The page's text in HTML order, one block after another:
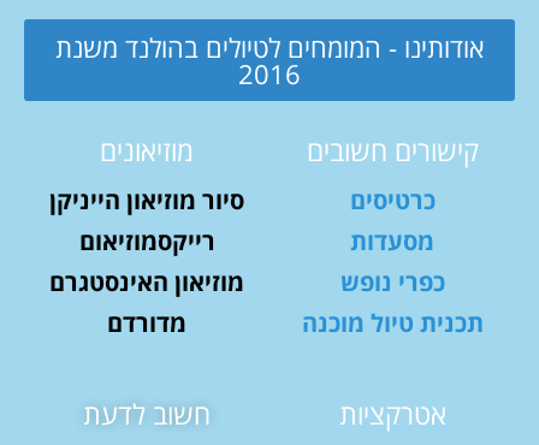
אודותינו - המומחים לטיולים בהולנד משנת
2016
קישורים חשובים
כרטיסים
מסעדות
כפרי נופש
תכנית טיול מוכנה
מוזיאונים
סיור מוזיאון הייניקן
רייקסמוזיאום
מוזיאון האינסטגרם
מדורדם
אטרקציות חשוב לדעת